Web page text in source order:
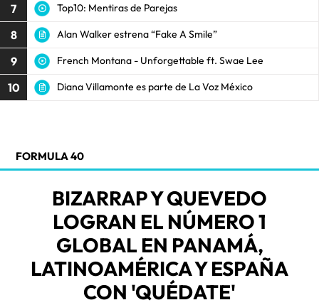
7 Top10: Mentiras de Parejas
8 Alan Walker estrena “Fake A Smile”
9 French Montana - Unforgettable ft. Swae Lee
10 Diana Villamonte es parte de La Voz México
FORMULA 40
BIZARRAP Y QUEVEDO
LOGRAN EL NÚMERO 1
GLOBAL EN PANAMÁ,
LATINOAMÉRICA Y ESPAÑA
CON 'QUÉDATE'